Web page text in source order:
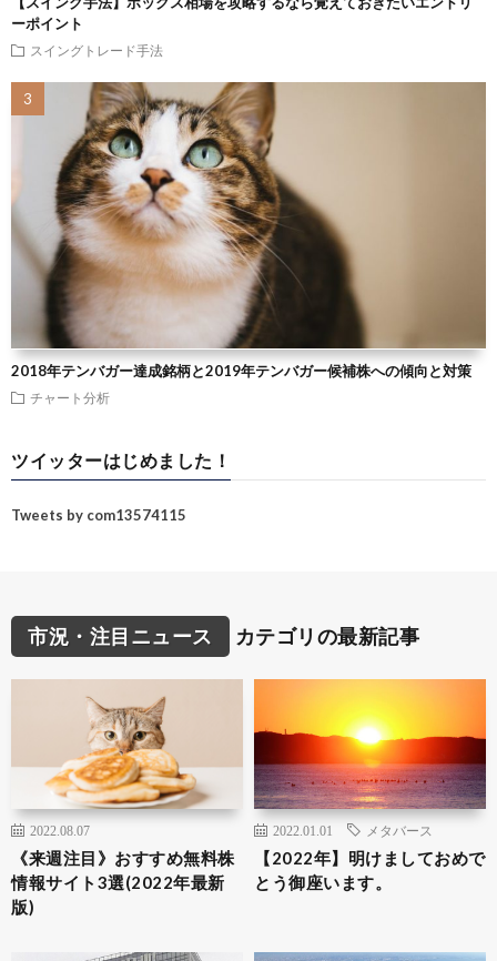
ーポイント
スイングトレード手法
2018年テンバガー達成銘柄と2019年テンバガー候補株への傾向と対策
チャート分析
ツイッターはじめました！
Tweets by com13574115
市況・注目ニュース カテゴリの最新記事
2022.08.07
《来週注目》おすすめ無料株
情報サイト3選(2022年最新
版)
2022.01.01 メタバース
【2022年】明けましておめで
とう御座います。